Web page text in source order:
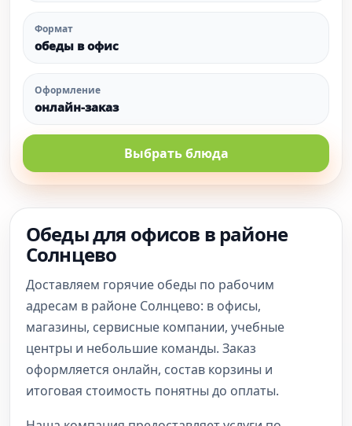
Формат
обеды в офис
Оформление
онлайн-заказ
Выбрать блюда
Обеды для офисов в районе
Солнцево
Доставляем горячие обеды по рабочим
адресам в районе Солнцево: в офисы,
магазины, сервисные компании, учебные
центры и небольшие команды. Заказ
оформляется онлайн, состав корзины и
итоговая стоимость понятны до оплаты.